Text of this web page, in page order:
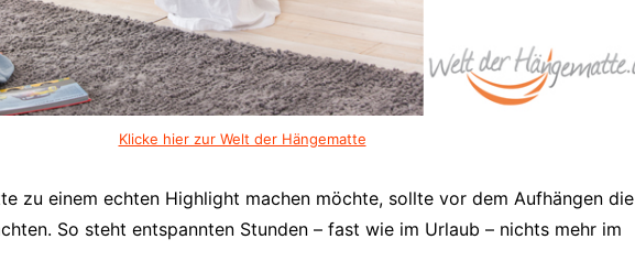
Klicke hier zur Welt der Hängematte
zu einem echten Highlight machen möchte, sollte vor dem Aufhängen die
So steht entspannten Stunden – fast wie im Urlaub – nichts mehr im